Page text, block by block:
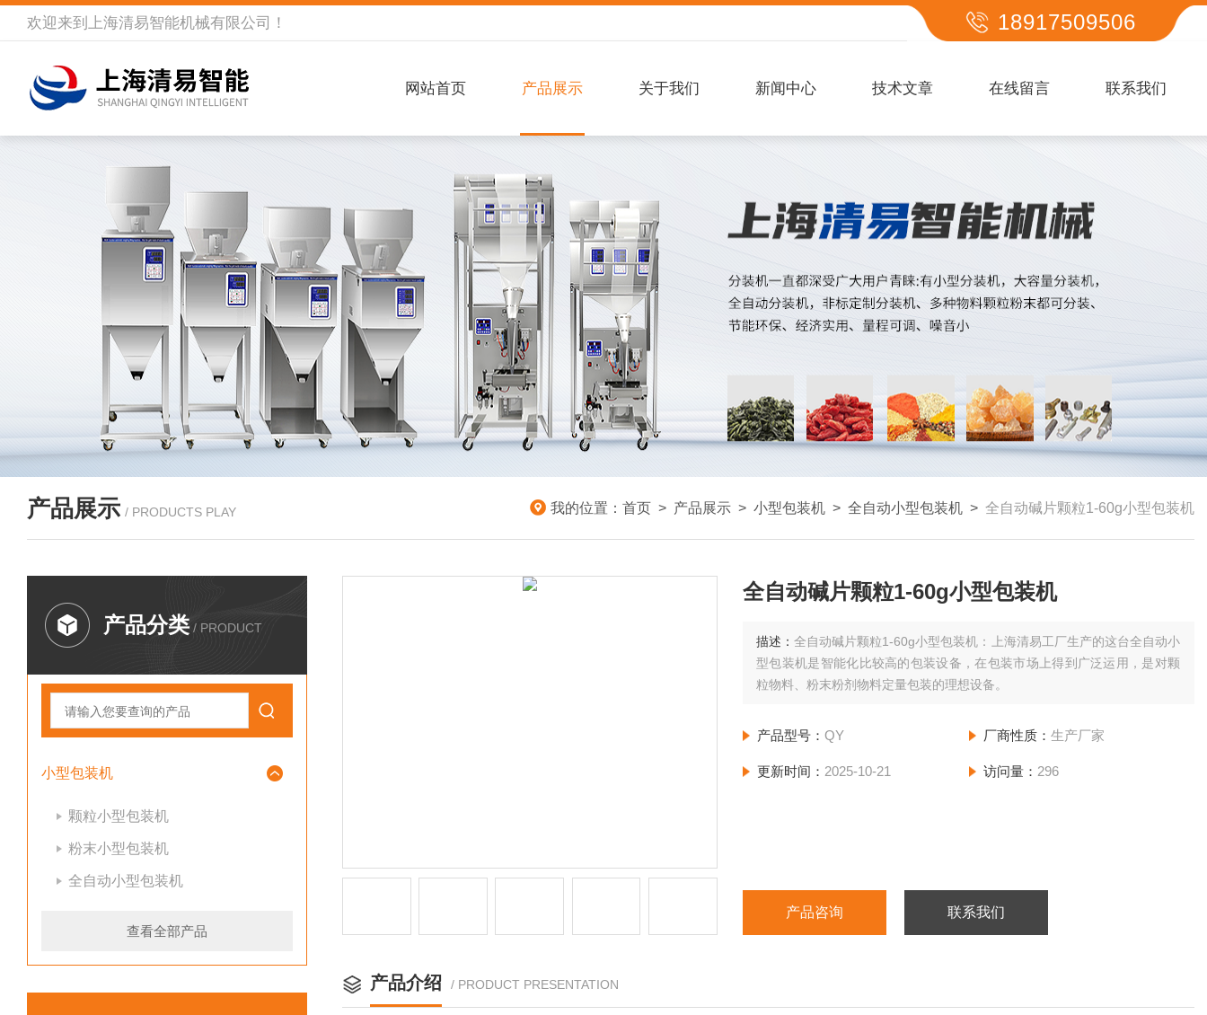
欢迎来到 上海清易智能机械有限公司 ！ 18917509506
网站首页 产品展示 关于我们 新闻中心 技术文章 在线留言 联系我们
产品展示 / PRODUCTS PLAY 我的位置： 首页 > 产品展示 > 小型包装机 > 全自动小型包装机 > 全自动碱片颗粒1-60g小型包装机
产品分类 / PRODUCT
小型包装机
颗粒小型包装机
粉末小型包装机
全自动小型包装机
查看全部产品
全自动碱片颗粒1-60g小型包装机
描述：全自动碱片颗粒1-60g小型包装机：上海清易工厂生产的这台全自动小
型包装机是智能化比较高的包装设备，在包装市场上得到广泛运用，是对颗
粒物料、粉末粉剂物料定量包装的理想设备。
产品型号：QY 厂商性质： 生产厂家
更新时间： 2025-10-21 访问量： 296
产品咨询 联系我们
产品介绍 / PRODUCT PRESENTATION